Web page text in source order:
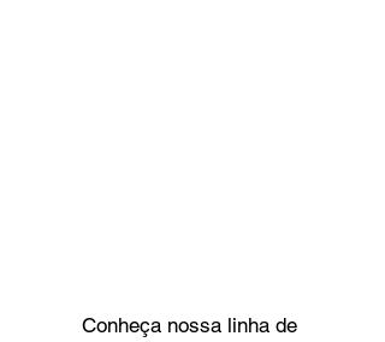
Conheça nossa linha de